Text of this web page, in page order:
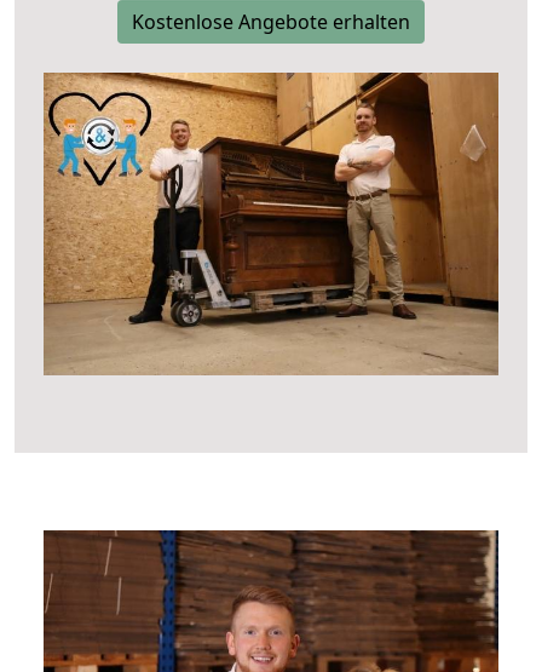
Kostenlose Angebote erhalten